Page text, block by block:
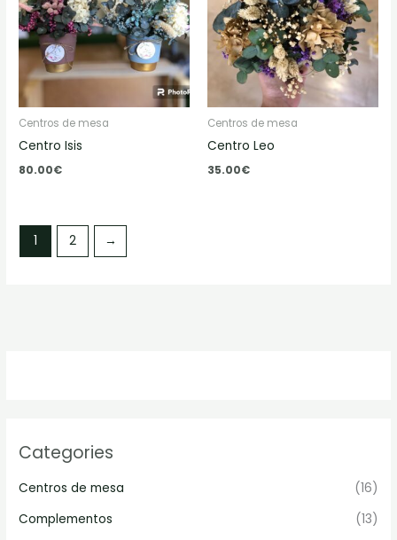
Categories
Centros de mesa
(16)
Complementos
(13)
Centros de mesa
Centro Isis
80.00€
Centros de mesa
Centro Leo
35.00€
1 2 →